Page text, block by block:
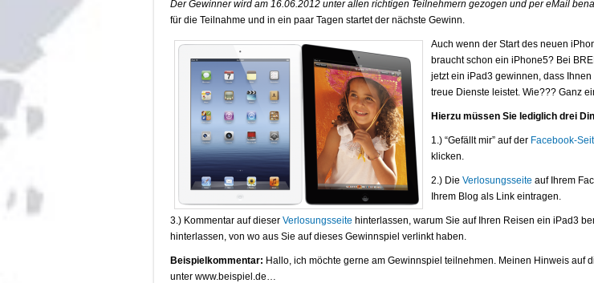
Der Gewinner wird am 16.06.2012 unter allen richtigen Teilnehmern gezogen und per eMail
für die Teilnahme und in ein paar Tagen startet der nächste Gewinn.
Auch wenn der Start des neuen
braucht schon ein iPhone5? Bei
jetzt ein iPad3 gewinnen, dass
treue Dienste leistet. Wie??? Ganz
Hierzu müssen Sie lediglich drei
1.) “Gefällt mir” auf der Facebook-
klicken.
2.) Die Verlosungsseite auf Ihrem
Ihrem Blog als Link eintragen.
3.) Kommentar auf dieser Verlosungsseite hinterlassen, warum Sie auf Ihren Reisen ein iPad3
hinterlassen, von wo aus Sie auf dieses Gewinnspiel verlinkt haben.
Beispielkommentar: Hallo, ich möchte gerne am Gewinnspiel teilnehmen. Meinen Hinweis auf
unter www.beispiel.de…